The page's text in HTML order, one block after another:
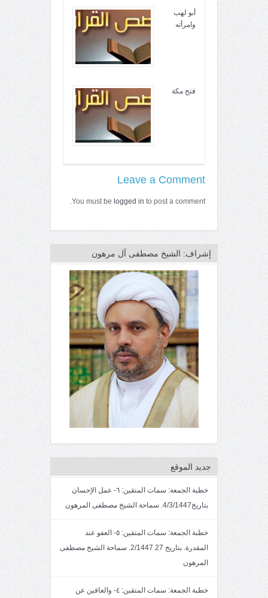
أبو لهب
وامرأته
فتح مكة
Leave a Comment
You must be logged in to post a comment.
إشراف: الشيخ مصطفى آل مرهون
جديد الموقع
خطبة الجمعة: سمات المتقين: ٦- عمل الإحسان
بتاريخ4/3/1447. سماحة الشيخ مصطفى المرهون
خطبة الجمعة: سمات المتقين: ٥- العفو عند
المقدرة. بتاريخ 27 2/1447. سماحة الشيخ مصطفى
المرهون
خطبة الجمعة: سمات المتقين: ٤- والعافين عن